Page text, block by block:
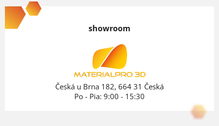
á
p
showroom
Česká u Brna 182, 664 31 Česká
Po - Pia: 9:00 - 15:30